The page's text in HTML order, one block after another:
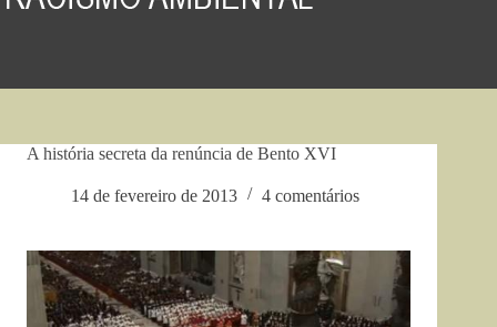
A história secreta da renúncia de Bento XVI
14 de fevereiro de 2013 4 comentários